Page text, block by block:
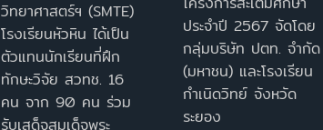
วิทยาศาสตร์ฯ (SMTE)
โรงเรียนหัวหิน ได้เป็น
ตัวแทนนักเรียนที่ฝึก
ทักษะวิจัย สวทช. 16
คน จาก 90 คน ร่วม
รับเสด็จสมเด็จพระ
ประจำปี 2567 จัดโดย
กลุ่มบริษัท ปตท. จำกัด
(มหาชน) และโรงเรียน
กำเนิดวิทย์ จังหวัด
ระยอง